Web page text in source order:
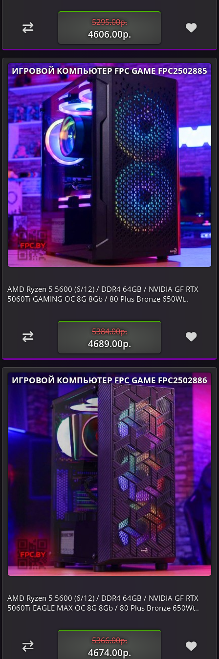
5295.00р.
4606.00р.
ИГРОВОЙ КОМПЬЮТЕР FPC GAME FPC2502885
AMD Ryzen 5 5600 (6/12) / DDR4 64GB / NVIDIA GF RTX
5060Ti GAMING OC 8G 8Gb / 80 Plus Bronze 650Wt..
5384.00р.
4689.00р.
ИГРОВОЙ КОМПЬЮТЕР FPC GAME FPC2502886
AMD Ryzen 5 5600 (6/12) / DDR4 64GB / NVIDIA GF RTX
5060Ti EAGLE MAX OC 8G 8Gb / 80 Plus Bronze 650Wt..
5366.00р.
4674.00р.